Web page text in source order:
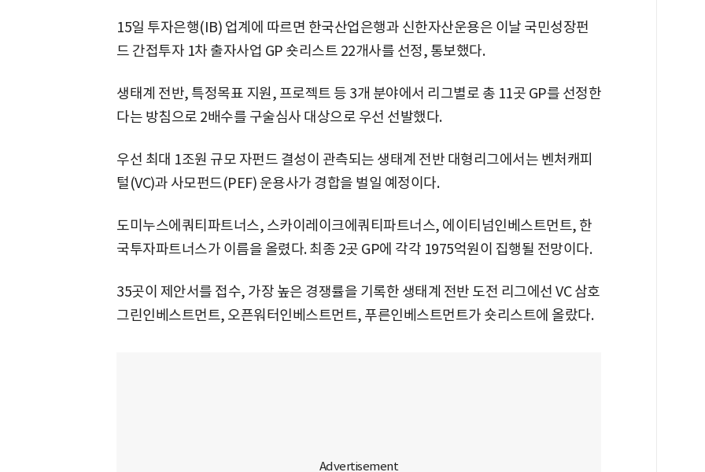
15일 투자은행(IB) 업계에 따르면 한국산업은행과 신한자산운용은 이날 국민성장펀
드 간접투자 1차 출자사업 GP 숏리스트 22개사를 선정, 통보했다.
생태계 전반, 특정목표 지원, 프로젝트 등 3개 분야에서 리그별로 총 11곳 GP를 선정한
다는 방침으로 2배수를 구술심사 대상으로 우선 선발했다.
우선 최대 1조원 규모 자펀드 결성이 관측되는 생태계 전반 대형리그에서는 벤처캐피
털(VC)과 사모펀드(PEF) 운용사가 경합을 벌일 예정이다.
도미누스에쿼티파트너스, 스카이레이크에쿼티파트너스, 에이티넘인베스트먼트, 한
국투자파트너스가 이름을 올렸다. 최종 2곳 GP에 각각 1975억원이 집행될 전망이다.
35곳이 제안서를 접수, 가장 높은 경쟁률을 기록한 생태계 전반 도전 리그에선 VC 삼호
그린인베스트먼트, 오픈워터인베스트먼트, 푸른인베스트먼트가 숏리스트에 올랐다.